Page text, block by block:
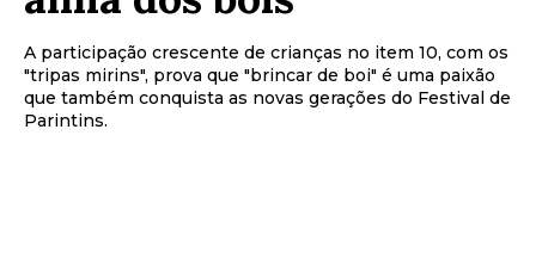
A participação crescente de crianças no item 10, com os
"tripas mirins", prova que "brincar de boi" é uma paixão
que também conquista as novas gerações do Festival de
Parintins.